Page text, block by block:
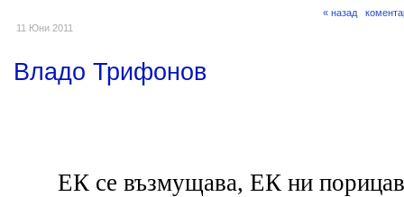
11 Юни 2011
« назад
Владо Трифонов
ЕК се възмущава, ЕК ни